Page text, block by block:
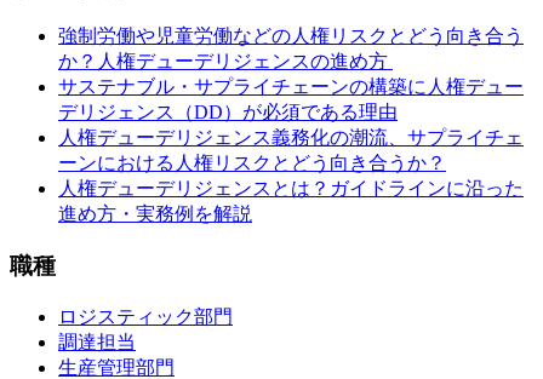
強制労働や児童労働などの人権リスクとどう向き合う
か？人権デューデリジェンスの進め方
サステナブル・サプライチェーンの構築に人権デュー
デリジェンス（DD）が必須である理由
人権デューデリジェンス義務化の潮流、サプライチェ
ーンにおける人権リスクとどう向き合うか？
人権デューデリジェンスとは？ガイドラインに沿った
進め方・実務例を解説
職種
ロジスティック部門
調達担当
生産管理部門